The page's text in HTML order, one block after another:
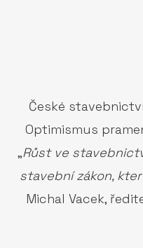
České
Optimismus
„Růst ve
stavební zákon,
Michal Vacek,